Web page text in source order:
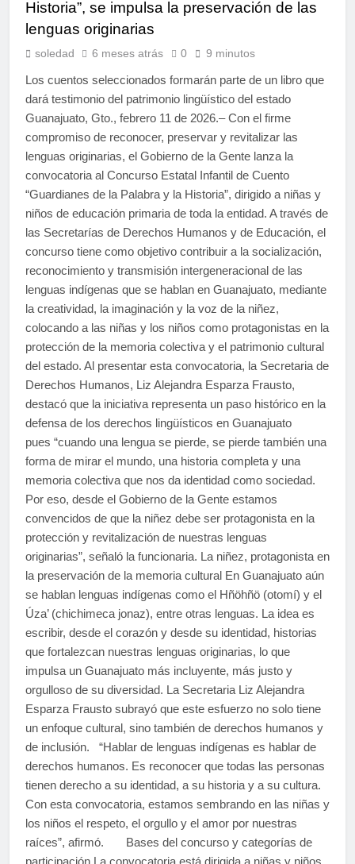
Historia”, se impulsa la preservación de las
lenguas originarias
soledad 6 meses atrás 0 9 minutos
Los cuentos seleccionados formarán parte de un libro que
dará testimonio del patrimonio lingüístico del estado
Guanajuato, Gto., febrero 11 de 2026.– Con el firme
compromiso de reconocer, preservar y revitalizar las
lenguas originarias, el Gobierno de la Gente lanza la
convocatoria al Concurso Estatal Infantil de Cuento
“Guardianes de la Palabra y la Historia”, dirigido a niñas y
niños de educación primaria de toda la entidad. A través de
las Secretarías de Derechos Humanos y de Educación, el
concurso tiene como objetivo contribuir a la socialización,
reconocimiento y transmisión intergeneracional de las
lenguas indígenas que se hablan en Guanajuato, mediante
la creatividad, la imaginación y la voz de la niñez,
colocando a las niñas y los niños como protagonistas en la
protección de la memoria colectiva y el patrimonio cultural
del estado. Al presentar esta convocatoria, la Secretaria de
Derechos Humanos, Liz Alejandra Esparza Frausto,
destacó que la iniciativa representa un paso histórico en la
defensa de los derechos lingüísticos en Guanajuato
pues “cuando una lengua se pierde, se pierde también una
forma de mirar el mundo, una historia completa y una
memoria colectiva que nos da identidad como sociedad.
Por eso, desde el Gobierno de la Gente estamos
convencidos de que la niñez debe ser protagonista en la
protección y revitalización de nuestras lenguas
originarias”, señaló la funcionaria. La niñez, protagonista en
la preservación de la memoria cultural En Guanajuato aún
se hablan lenguas indígenas como el Hñöhñö (otomí) y el
Úza’ (chichimeca jonaz), entre otras lenguas. La idea es
escribir, desde el corazón y desde su identidad, historias
que fortalezcan nuestras lenguas originarias, lo que
impulsa un Guanajuato más incluyente, más justo y
orgulloso de su diversidad. La Secretaria Liz Alejandra
Esparza Frausto subrayó que este esfuerzo no solo tiene
un enfoque cultural, sino también de derechos humanos y
de inclusión. “Hablar de lenguas indígenas es hablar de
derechos humanos. Es reconocer que todas las personas
tienen derecho a su identidad, a su historia y a su cultura.
Con esta convocatoria, estamos sembrando en las niñas y
los niños el respeto, el orgullo y el amor por nuestras
raíces”, afirmó. Bases del concurso y categorías de